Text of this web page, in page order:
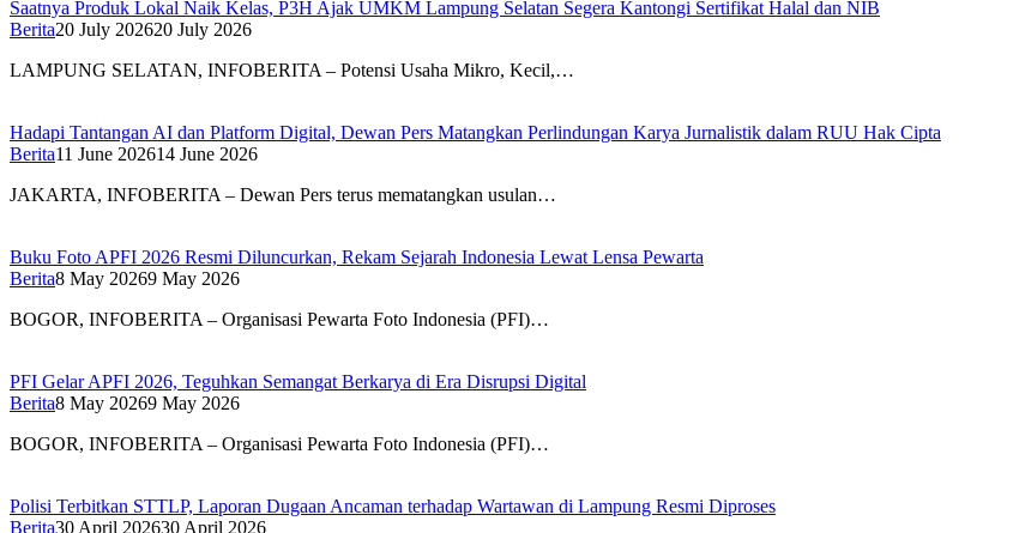
Saatnya Produk Lokal Naik Kelas, P3H Ajak UMKM Lampung Selatan Segera Kantongi Sertifikat Halal dan NIB
Berita20 July 202620 July 2026
LAMPUNG SELATAN, INFOBERITA – Potensi Usaha Mikro, Kecil,…
Hadapi Tantangan AI dan Platform Digital, Dewan Pers Matangkan Perlindungan Karya Jurnalistik dalam RUU Hak Cipta
Berita11 June 202614 June 2026
JAKARTA, INFOBERITA – Dewan Pers terus mematangkan usulan…
Buku Foto APFI 2026 Resmi Diluncurkan, Rekam Sejarah Indonesia Lewat Lensa Pewarta
Berita8 May 20269 May 2026
BOGOR, INFOBERITA – Organisasi Pewarta Foto Indonesia (PFI)…
PFI Gelar APFI 2026, Teguhkan Semangat Berkarya di Era Disrupsi Digital
Berita8 May 20269 May 2026
BOGOR, INFOBERITA – Organisasi Pewarta Foto Indonesia (PFI)…
Polisi Terbitkan STTLP, Laporan Dugaan Ancaman terhadap Wartawan di Lampung Resmi Diproses
Berita30 April 202630 April 2026